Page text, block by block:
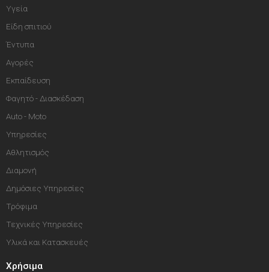
Υγεία
Είδη σπιτιού
Έντυπα
Αγορές
Εκπαίδευση
Φαγητό - Διασκέδαση
Auto - Moto
Υπηρεσίες
Αθλητισμός
Διαμονή
Δημόσιες Υπηρεσίες
Τρόφιμα
Τεχνικές Υπηρεσίες
Υλικά και Κατασκευές
Χρήσιμα